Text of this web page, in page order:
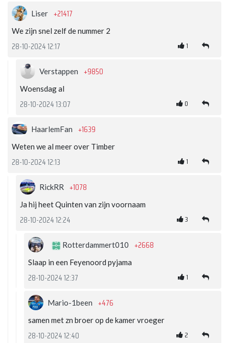
Liser +21417
We zijn snel zelf de nummer 2
28-10-2024 12:17 1
Verstappen +9850
Woensdag al
28-10-2024 13:07 0
HaarlemFan +1639
Weten we al meer over Timber
28-10-2024 12:13 1
RickRR +1078
Ja hij heet Quinten van zijn voornaam
28-10-2024 12:24 3
Rotterdammert010 +2668
Slaap in een Feyenoord pyjama
28-10-2024 12:37 1
Mario-1been +476
samen met zn broer op de kamer vroeger
28-10-2024 12:40 2